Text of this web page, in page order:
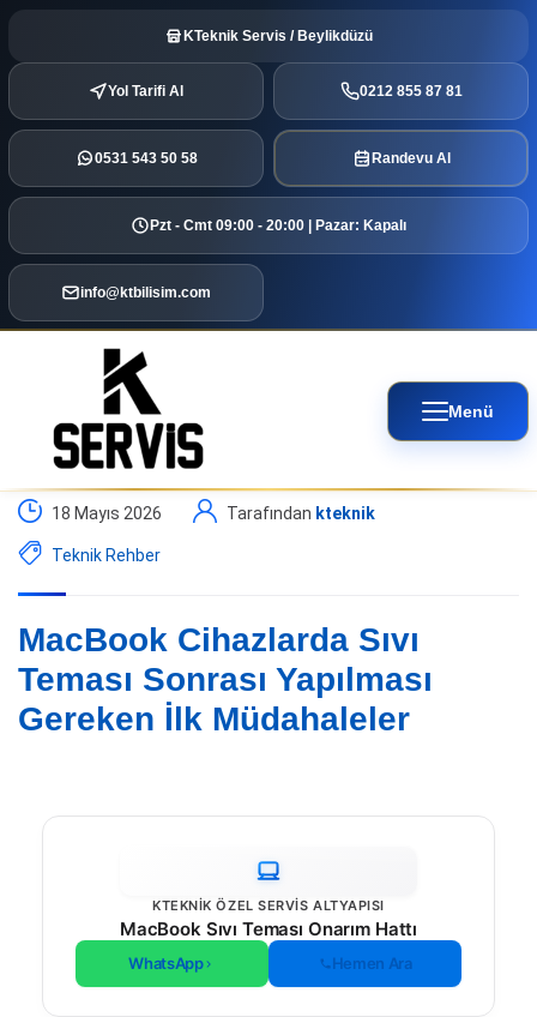
KTeknik Servis / Beylikdüzü
Yol Tarifi Al 0212 855 87 81
0531 543 50 58 Randevu Al
Pzt - Cmt 09:00 - 20:00 | Pazar: Kapalı
info@ktbilisim.com
Menü
18 Mayıs 2026 Tarafından kteknik
Teknik Rehber
MacBook Cihazlarda Sıvı
Teması Sonrası Yapılması
Gereken İlk Müdahaleler
KTEKNIK ÖZEL SERVIS ALTYAPISI
MacBook Sıvı Teması Onarım Hattı
WhatsApp Hemen Ara